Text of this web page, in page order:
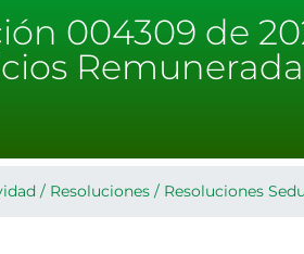
004309 de
/ Resoluciones / Resoluciones